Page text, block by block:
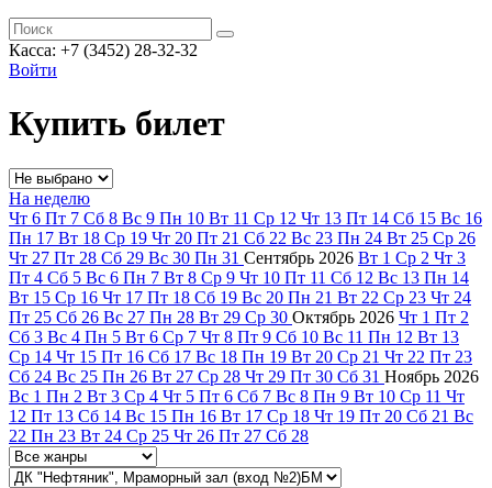
Касса: +7 (3452) 28-32-32
Войти
Купить билет
На неделю
Чт 6 Пт 7 Сб 8 Вс 9 Пн 10 Вт 11 Ср 12 Чт 13 Пт 14 Сб 15 Вс 16
Пн 17 Вт 18 Ср 19 Чт 20 Пт 21 Сб 22 Вс 23 Пн 24 Вт 25 Ср 26
Чт 27 Пт 28 Сб 29 Вс 30 Пн 31 Сентябрь 2026 Вт 1 Ср 2 Чт 3
Пт 4 Сб 5 Вс 6 Пн 7 Вт 8 Ср 9 Чт 10 Пт 11 Сб 12 Вс 13 Пн 14
Вт 15 Ср 16 Чт 17 Пт 18 Сб 19 Вс 20 Пн 21 Вт 22 Ср 23 Чт 24
Пт 25 Сб 26 Вс 27 Пн 28 Вт 29 Ср 30 Октябрь 2026 Чт 1 Пт 2
Сб 3 Вс 4 Пн 5 Вт 6 Ср 7 Чт 8 Пт 9 Сб 10 Вс 11 Пн 12 Вт 13
Ср 14 Чт 15 Пт 16 Сб 17 Вс 18 Пн 19 Вт 20 Ср 21 Чт 22 Пт 23
Сб 24 Вс 25 Пн 26 Вт 27 Ср 28 Чт 29 Пт 30 Сб 31 Ноябрь 2026
Вс 1 Пн 2 Вт 3 Ср 4 Чт 5 Пт 6 Сб 7 Вс 8 Пн 9 Вт 10 Ср 11 Чт
12 Пт 13 Сб 14 Вс 15 Пн 16 Вт 17 Ср 18 Чт 19 Пт 20 Сб 21 Вс
22 Пн 23 Вт 24 Ср 25 Чт 26 Пт 27 Сб 28